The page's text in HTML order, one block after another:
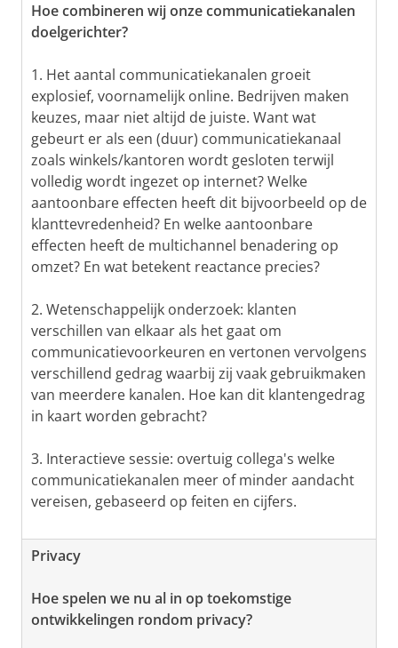
Hoe combineren wij onze communicatiekanalen
doelgerichter?
1. Het aantal communicatiekanalen groeit
explosief, voornamelijk online. Bedrijven maken
keuzes, maar niet altijd de juiste. Want wat
gebeurt er als een (duur) communicatiekanaal
zoals winkels/kantoren wordt gesloten terwijl
volledig wordt ingezet op internet? Welke
aantoonbare effecten heeft dit bijvoorbeeld op de
klanttevredenheid? En welke aantoonbare
effecten heeft de multichannel benadering op
omzet? En wat betekent reactance precies?
2. Wetenschappelijk onderzoek: klanten
verschillen van elkaar als het gaat om
communicatievoorkeuren en vertonen vervolgens
verschillend gedrag waarbij zij vaak gebruikmaken
van meerdere kanalen. Hoe kan dit klantengedrag
in kaart worden gebracht?
3. Interactieve sessie: overtuig collega's welke
communicatiekanalen meer of minder aandacht
vereisen, gebaseerd op feiten en cijfers.
Privacy
Hoe spelen we nu al in op toekomstige
ontwikkelingen rondom privacy?